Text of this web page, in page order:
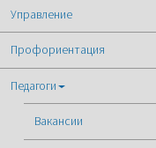
Управление
Профориентация
Педагоги
Вакансии